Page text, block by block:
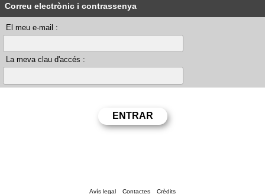
Correu electrònic i contrassenya
El meu e-mail :
La meva clau d'accés :
Avís legal Contactes Crèdits